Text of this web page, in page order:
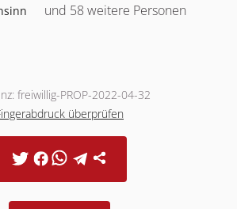
und 58 weitere Personen
freiwillig-PROP-2022-04-32
überprüfen